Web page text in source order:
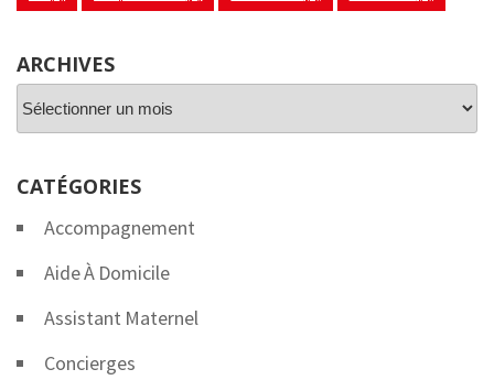
ARCHIVES
CATÉGORIES
Accompagnement
Aide À Domicile
Assistant Maternel
Concierges